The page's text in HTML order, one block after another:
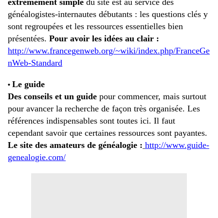
extrêmement simple du site est au service des
généalogistes-internautes débutants : les questions clés y
sont regroupées et les ressources essentielles bien
présentées. Pour avoir les idées au clair :
http://www.francegenweb.org/~wiki/index.php/FranceGe
nWeb-Standard
• Le guide
Des conseils et un guide pour commencer, mais surtout
pour avancer la recherche de façon très organisée. Les
références indispensables sont toutes ici. Il faut
cependant savoir que certaines ressources sont payantes.
Le site des amateurs de généalogie : http://www.guide-
genealogie.com/